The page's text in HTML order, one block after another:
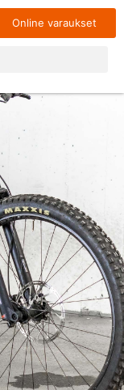
Online varaukset